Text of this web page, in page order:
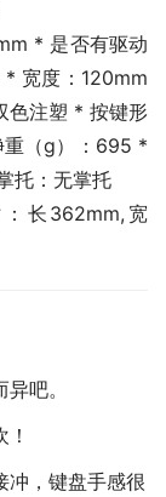
* 是否有驱动
宽度：120mm
色注塑 * 按键形
重（g）：695 *
托：无掌托
长362mm,宽
吧。
冲，键盘手感很